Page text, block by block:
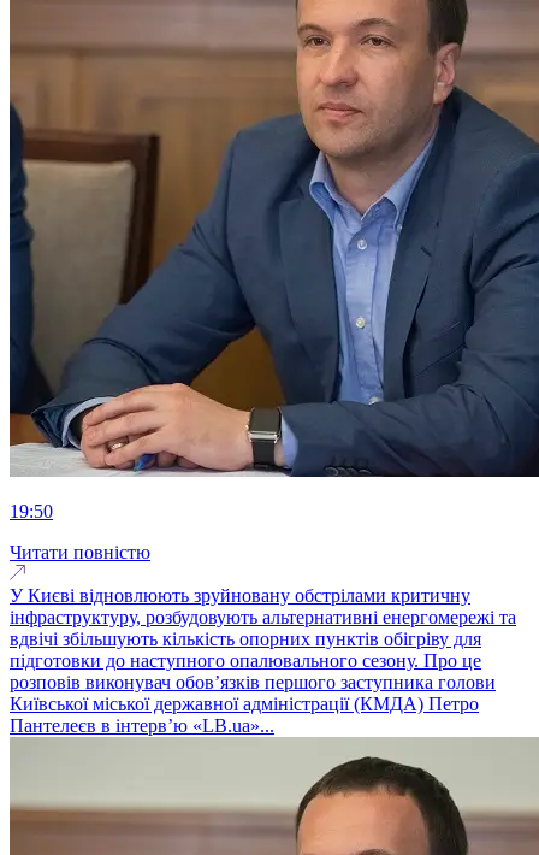
19:50
Читати повністю
У Києві відновлюють зруйновану обстрілами критичну
інфраструктуру, розбудовують альтернативні енергомережі та
вдвічі збільшують кількість опорних пунктів обігріву для
підготовки до наступного опалювального сезону. Про це
розповів виконувач обовʼязків першого заступника голови
Київської міської державної адміністрації (КМДА) Петро
Пантелеєв в інтервʼю «LB.ua»...